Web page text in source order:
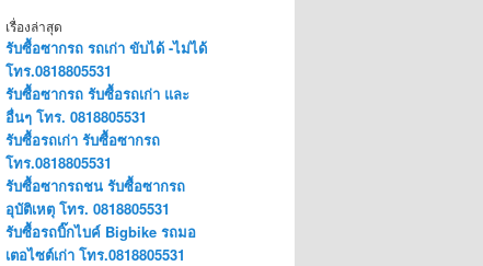
เรื่องล่าสุด
รับซื้อซากรถ รถเก่า ขับได้ -ไม่ได้
โทร.0818805531
รับซื้อซากรถ รับซื้อรถเก่า และ
อื่นๆ โทร. 0818805531
รับซื้อรถเก่า รับซื้อซากรถ
โทร.0818805531
รับซื้อซากรถชน รับซื้อซากรถ
อุบัติเหตุ โทร. 0818805531
รับซื้อรถบิ๊กไบค์ Bigbike รถมอ
เตอไซต์เก่า โทร.0818805531